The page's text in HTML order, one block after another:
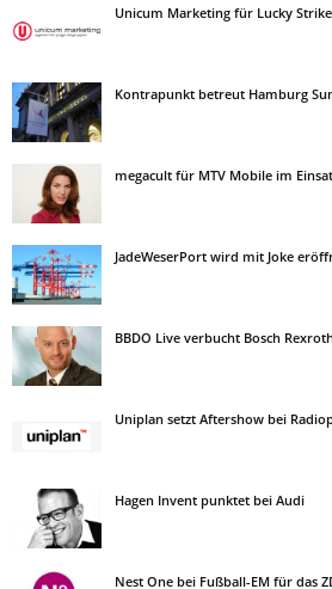
Unicum Marketing für Lucky Strike
Kontrapunkt betreut Hamburg
megacult für MTV Mobile im
JadeWeserPort wird mit Joke
BBDO Live verbucht Bosch
Uniplan setzt Aftershow bei
Hagen Invent punktet bei Audi
Nest One bei Fußball-EM für das